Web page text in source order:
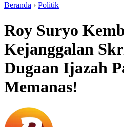
Beranda › Politik
Roy Suryo
Kejanggalan
Dugaan Ijazah
Memanas!